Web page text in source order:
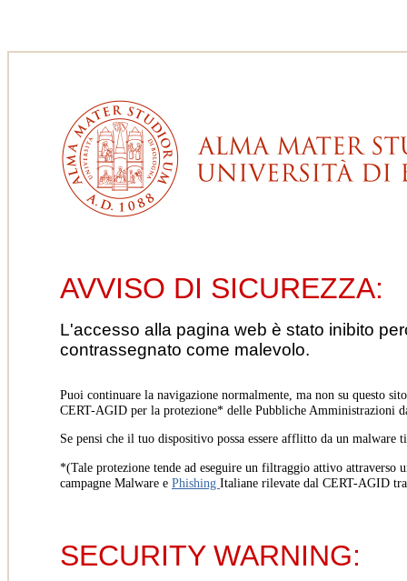
AVVISO DI SICUREZZA:
L'accesso alla pagina web è stato inibito
contrassegnato come malevolo.
Puoi continuare la navigazione normalmente, ma non su questo
CERT-AGID per la protezione* delle Pubbliche Amministrazioni
Se pensi che il tuo dispositivo possa essere afflitto da un
*(Tale protezione tende ad eseguire un filtraggio attivo
campagne Malware e Phishing Italiane rilevate dal CERT-AGID
SECURITY WARNING: